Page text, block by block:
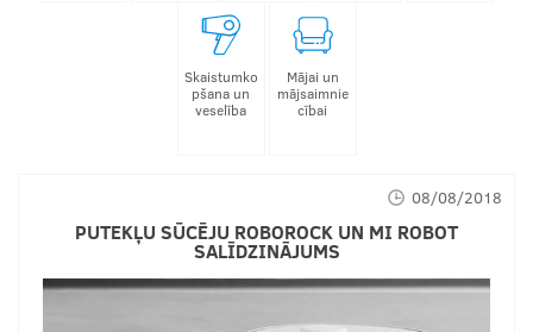
Skaistumko
pšana un
veselība
Mājai un
mājsaimnie
cībai
PUTEKĻU SŪCĒJU ROBOROCK UN MI ROBOT
SALĪDZINĀJUMS
08/08/2018